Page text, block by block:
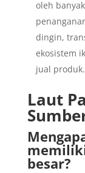
oleh
dingin,
ekosistem
jual produk.
Laut
besar?